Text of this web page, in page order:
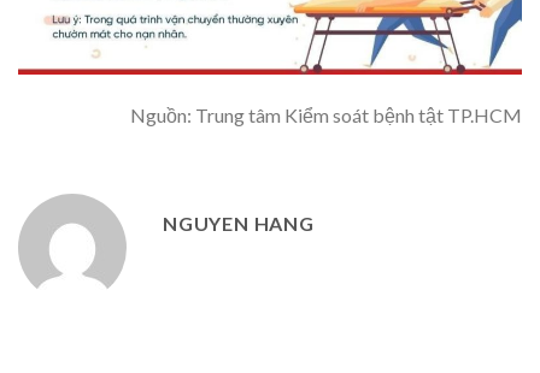
Nguồn: Trung tâm Kiểm soát bệnh tật TP.HCM
NGUYEN HANG